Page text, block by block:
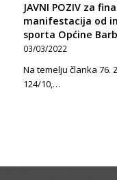
JAVNI POZIV za
manifestacija od
sporta Općine
03/03/2022
Na temelju članka 76.
124/10,…